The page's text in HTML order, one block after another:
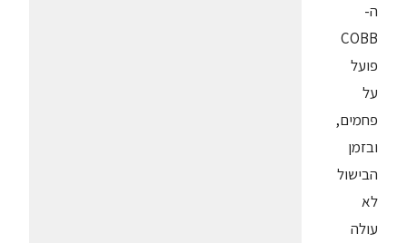
ה-
COBB
פועל
על
פחמים,
ובזמן
הבישול
לא
עולה